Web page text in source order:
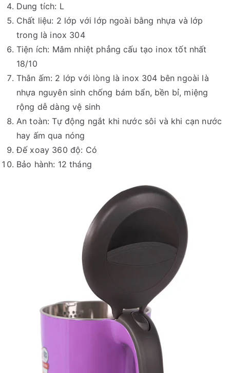
Dung tích: L
Chất liệu: 2 lớp với lớp ngoài bằng nhựa và lớp
trong là inox 304
Tiện ích: Mâm nhiệt phẳng cấu tạo inox tốt nhất
18/10
Thân ấm: 2 lớp với lòng là inox 304 bên ngoài là
nhựa nguyên sinh chống bám bẩn, bền bỉ, miệng
rộng dễ dàng vệ sinh
An toàn: Tự động ngắt khi nước sôi và khi cạn nước
hay ấm qua nóng
Đế xoay 360 độ: Có
Bảo hành: 12 tháng